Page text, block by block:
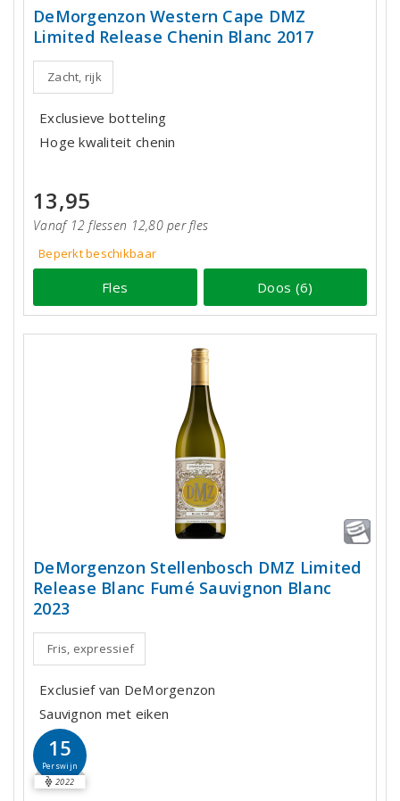
DeMorgenzon Western Cape DMZ
Limited Release Chenin Blanc 2017
Zacht, rijk
Exclusieve botteling
Hoge kwaliteit chenin
13,95
Vanaf 12 flessen 12,80 per fles
Beperkt beschikbaar
Fles Doos (6)
DeMorgenzon Stellenbosch DMZ Limited
Release Blanc Fumé Sauvignon Blanc
2023
Fris, expressief
Exclusief van DeMorgenzon
Sauvignon met eiken
15
Perswijn
2022